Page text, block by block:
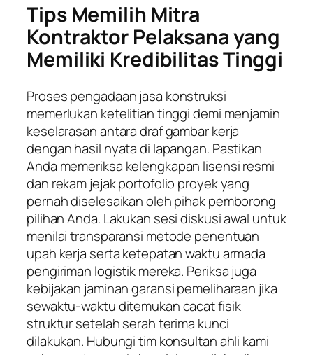
Tips Memilih Mitra
Kontraktor Pelaksana yang
Memiliki Kredibilitas Tinggi
Proses pengadaan jasa konstruksi
memerlukan ketelitian tinggi demi menjamin
keselarasan antara draf gambar kerja
dengan hasil nyata di lapangan. Pastikan
Anda memeriksa kelengkapan lisensi resmi
dan rekam jejak portofolio proyek yang
pernah diselesaikan oleh pihak pemborong
pilihan Anda. Lakukan sesi diskusi awal untuk
menilai transparansi metode penentuan
upah kerja serta ketepatan waktu armada
pengiriman logistik mereka. Periksa juga
kebijakan jaminan garansi pemeliharaan jika
sewaktu-waktu ditemukan cacat fisik
struktur setelah serah terima kunci
dilakukan. Hubungi tim konsultan ahli kami